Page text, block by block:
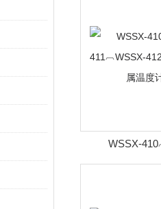
WSSX-
411︹WSSX-